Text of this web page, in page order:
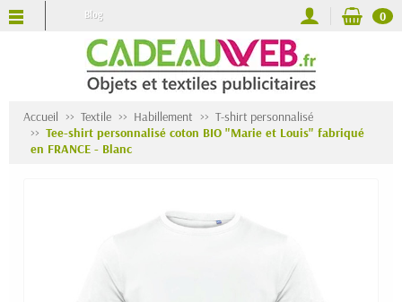
Blog 0
Accueil Textile Habillement
T-shirt personnalisé
Tee-shirt personnalisé coton BIO "Marie et Louis" fabriqué
en FRANCE - Blanc